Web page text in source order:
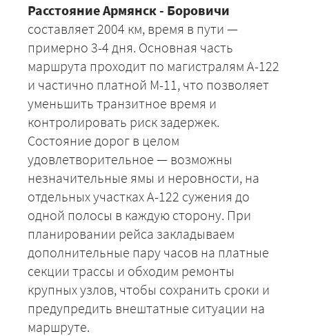
Расстояние Армянск - Боровичи
составляет 2004 км, время в пути —
примерно 3-4 дня. Основная часть
маршрута проходит по магистралям А-122
и частично платной М-11, что позволяет
уменьшить транзитное время и
контролировать риск задержек.
Состояние дорог в целом
удовлетворительное — возможны
незначительные ямы и неровности, на
отдельных участках А-122 сужения до
одной полосы в каждую сторону. При
планировании рейса закладываем
дополнительные пару часов на платные
секции трассы и обходим ремонты
крупных узлов, чтобы сохранить сроки и
предупредить внештатные ситуации на
маршруте.